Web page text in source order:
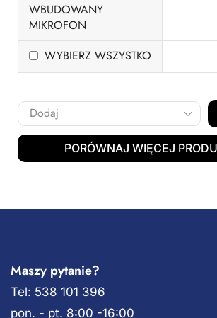
WBUDOWANY
MIKROFON
WYBIERZ WSZYSTKO
PORÓWNAJ WIĘCEJ
Maszy pytanie?
Tel: 538 101 396
pon. - pt. 8:00 -16:00